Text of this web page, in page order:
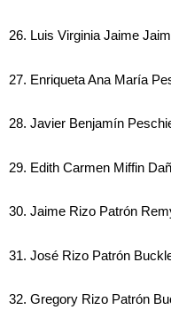
26. Luis Virginia Jaime
27. Enriqueta Ana María
28. Javier Benjamín
29. Edith Carmen Miffin
30. Jaime Rizo Patrón
31. José Rizo Patrón
32. Gregory Rizo Patrón